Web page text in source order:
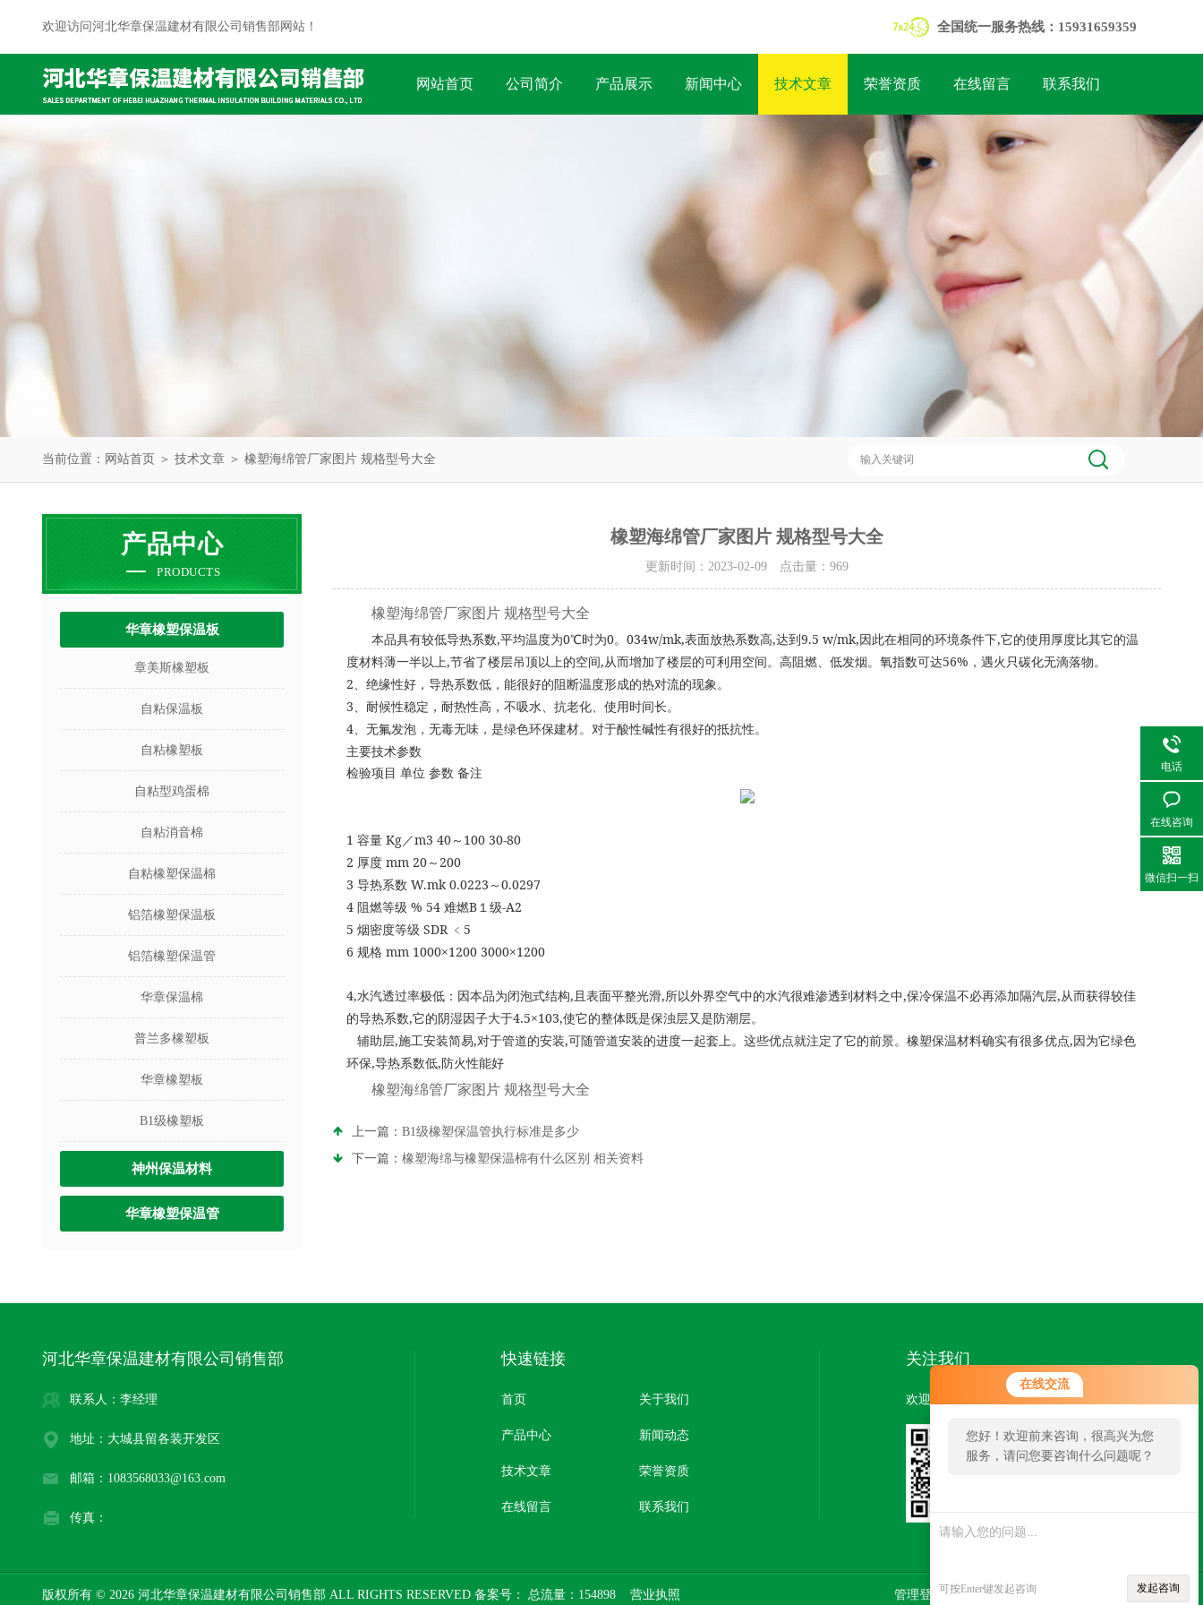
在线交流
您好！欢迎前来咨询，很高兴为您
服务，请问您要咨询什么问题呢？
可按Enter键发起咨询 发起咨询
欢迎访问河北华章保温建材有限公司销售部网站！ 全国统一服务热线：15931659359
网站首页 公司简介 产品展示 新闻中心 技术文章 荣誉资质 在线留言 联系我们
当前位置： 网站首页 ＞ 技术文章 ＞ 橡塑海绵管厂家图片 规格型号大全
产品中心
PRODUCTS
华章橡塑保温板
章美斯橡塑板
自粘保温板
自粘橡塑板
自粘型鸡蛋棉
自粘消音棉
自粘橡塑保温棉
铝箔橡塑保温板
铝箔橡塑保温管
华章保温棉
普兰多橡塑板
华章橡塑板
B1级橡塑板
神州保温材料
华章橡塑保温管
橡塑海绵管厂家图片 规格型号大全
更新时间：2023-02-09 点击量： 969
橡塑海绵管厂家图片 规格型号大全
本品具有较低导热系数,平均温度为0℃时为0。 034w/mk,表面放热系数高,达到 9.5 w/mk, 因此在相同的环境条件下,它的使用厚度比其它的温
度材料薄一半以上,节省了楼层吊顶以上的空间,从而增加了楼层的可利用空间。 高阻燃、低发烟。氧指数可达56% ，遇火只碳化无滴落物。
2、绝缘性好，导热系数低，能很好的阻断温度形成的热对流的现象。
3、耐候性稳定，耐热性高，不吸水、抗老化、使用时间长。
4、无氟发泡，无毒无味，是绿色环保建材。对于酸性碱性有很好的抵抗性。
主要技术参数
检验项目 单位 参数 备注
1 容量 Kg／m3 40 ～ 100 30-80
2 厚度 mm 20 ～ 200
3 导热系数 W.mk 0.0223 ～ 0.0297
4 阻燃等级 % 54 难燃B １级-A2
5 烟密度等级 SDR ﹤ 5
6 规格 mm 1000×1200 3000×1200
4,水汽透过率极低：因本品为闭泡式结构, 且表面平整光滑,所以外界空气中的水汽很难渗透到材料之中,保冷保温不必再添加隔汽层,从而获得较佳
的导热系数,它的阴湿因子大于4.5×103,使它的整体既是保浊层又是防潮层。
辅助层,施工安装简易,对于管道的安装,可随管道安装的进度一起套上。这些优点就注定了它的前景。橡塑保温材料确实有很多优点, 因为它绿色
环保,导热系数低, 防火性能好
橡塑海绵管厂家图片 规格型号大全
上一篇： B1级橡塑保温管执行标准是多少
下一篇： 橡塑海绵与橡塑保温棉有什么区别 相关资料
河北华章保温建材有限公司销售部
联系人：李经理
地址：大城县留各装开发区
邮箱：1083568033@163.com
传真：
快速链接
首页 关于我们
产品中心 新闻动态
技术文章 荣誉资质
在线留言 联系我们
关注我们
欢迎您关注我们的微信公众号了解更多信息：
版权所有 © 2026 河北华章保温建材有限公司销售部 ALL RIGHTS RESERVED 备案号： 总流量：154898 营业执照 管理登陆技术支持：智慧城市网 SITEMAP.XML
电话
在线咨询
微信扫一扫